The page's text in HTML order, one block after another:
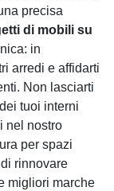
precisa
di mobili su
in
arredi e affidarti
Non lasciarti
tuoi interni
nel nostro
per spazi
rinnovare
migliori marche